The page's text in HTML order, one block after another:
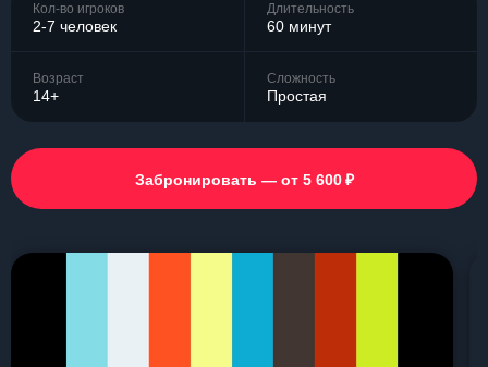
Кол-во игроков
2-7 человек
Длительность
60 минут
Возраст
14+
Сложность
Простая
Забронировать — от 5 600 ₽